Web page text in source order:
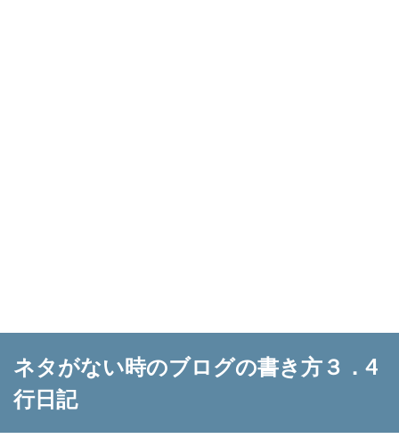
ネタがない時のブログの書き方３．4
行日記